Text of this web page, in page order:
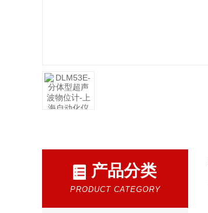
产品分类
PRODUCT CATEGORY